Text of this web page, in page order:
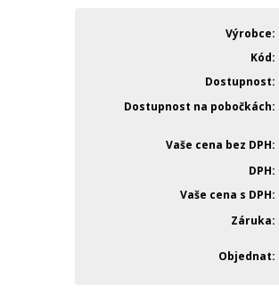
Výrobce
Kód
Dostupnost
Dostupnost na pobočkách
Vaše cena bez DPH
DPH
Vaše cena s DPH
Záruka
Objednat